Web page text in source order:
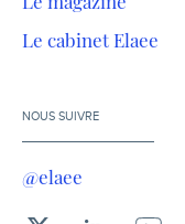
Le cabinet Elaee
NOUS SUIVRE
@elaee